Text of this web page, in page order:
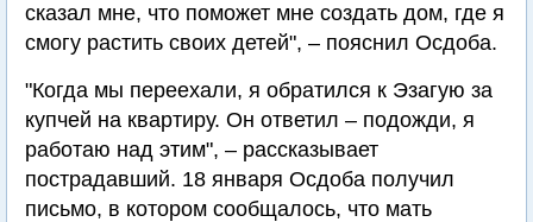
сказал мне, что поможет мне создать дом, где я
смогу растить своих детей", – пояснил Осдоба.
"Когда мы переехали, я обратился к Эзагую за
купчей на квартиру. Он ответил – подожди, я
работаю над этим", – рассказывает
пострадавший. 18 января Осдоба получил
письмо, в котором сообщалось, что мать